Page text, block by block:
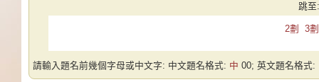
跳至:
2劃 3劃
請輸入題名前幾個字母或中文字: 中文題名格式: 中 00; 英文題名格式: